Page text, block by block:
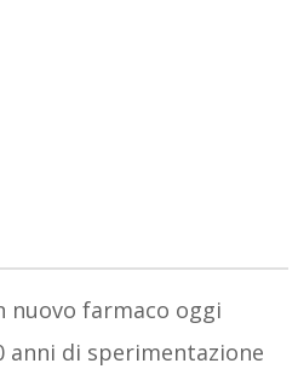
nuovo farmaco oggi
anni di sperimentazione